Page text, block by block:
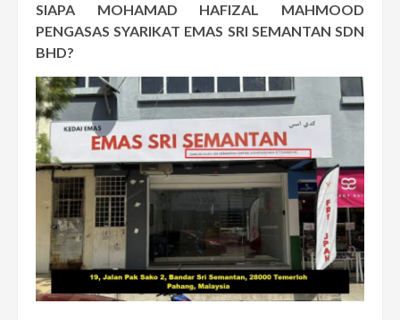
SIAPA MOHAMAD HAFIZAL MAHMOOD
PENGASAS SYARIKAT EMAS SRI SEMANTAN SDN
BHD?